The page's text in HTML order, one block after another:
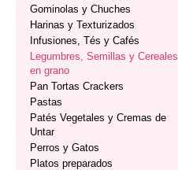
Gominolas y Chuches
Harinas y Texturizados
Infusiones, Tés y Cafés
Legumbres, Semillas y Cereales
en grano
Pan Tortas Crackers
Pastas
Patés Vegetales y Cremas de
Untar
Perros y Gatos
Platos preparados